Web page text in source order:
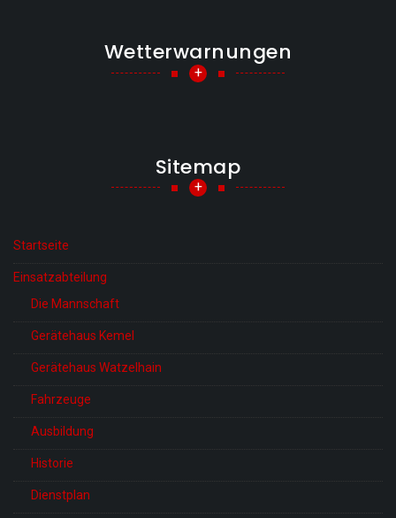
Wetterwarnungen
+
Sitemap
+
Startseite
Einsatzabteilung
Die Mannschaft
Gerätehaus Kemel
Gerätehaus Watzelhain
Fahrzeuge
Ausbildung
Historie
Dienstplan